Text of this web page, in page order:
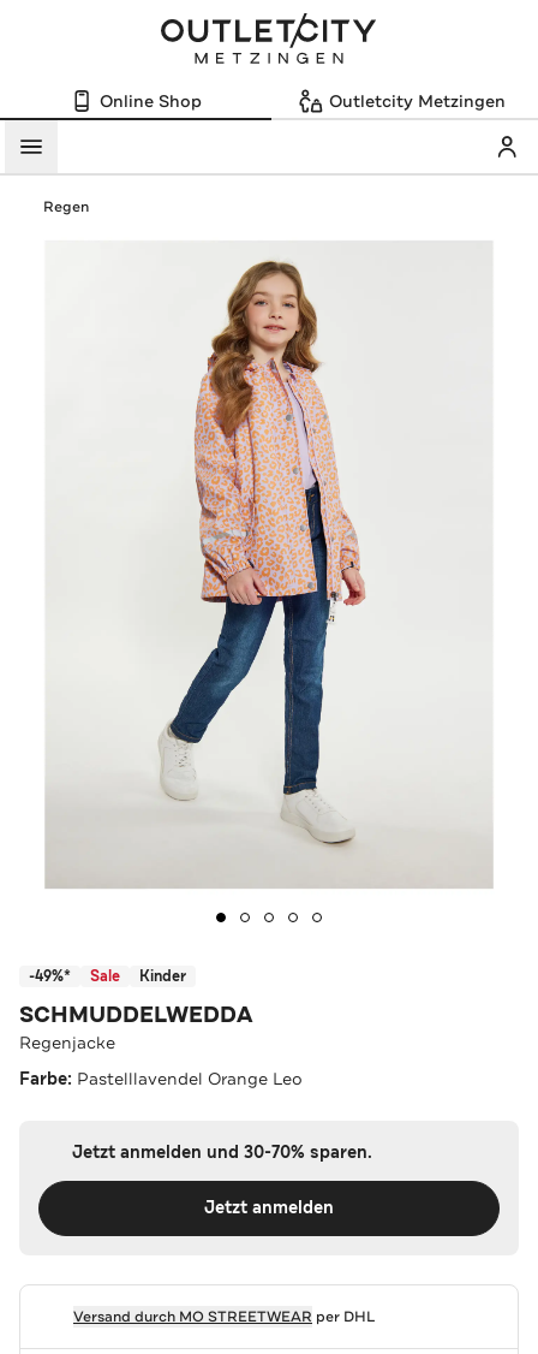
Online Shop Outletcity Metzingen
Menü
Regen
-49%* Sale Kinder
SCHMUDDELWEDDA
Regenjacke
Farbe: Pastelllavendel Orange Leo
Jetzt anmelden und 30-70% sparen.
Jetzt anmelden
Versand durch MO STREETWEAR per DHL